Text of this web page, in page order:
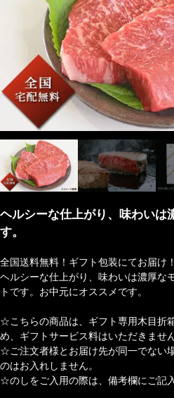
ヘルシーな仕上がり、味わいは
す。
全国送料無料！ギフト包装にてお届け！
ヘルシーな仕上がり、味わいは濃厚な
トです。お中元にオススメです。
☆こちらの商品は、ギフト専用木目折
め、ギフトサービス料はいただきません
☆ご注文者様とお届け先が同一でない
のはお入れしません。
☆のしをご入用の際は、備考欄にご記